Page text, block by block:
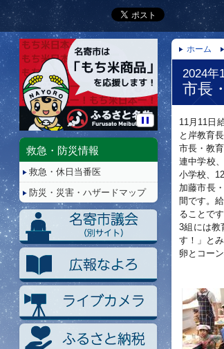
ホーム
2024年
市長
11月11日
と岸教育
市長・教
連中学校
小学校、
加藤市長
間です。
ることで
3組には教
す！」と
卵とコー
停
再
救急・防災情報
救急・休日当番医
防災・災害・ハザードマップ